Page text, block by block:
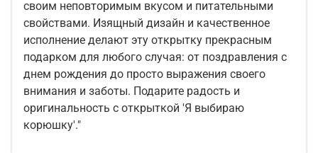
своим неповторимым вкусом и питательными
свойствами. Изящный дизайн и качественное
исполнение делают эту открытку прекрасным
подарком для любого случая: от поздравления с
днем рождения до просто выражения своего
внимания и заботы. Подарите радость и
оригинальность с открыткой 'Я выбираю
корюшку'."